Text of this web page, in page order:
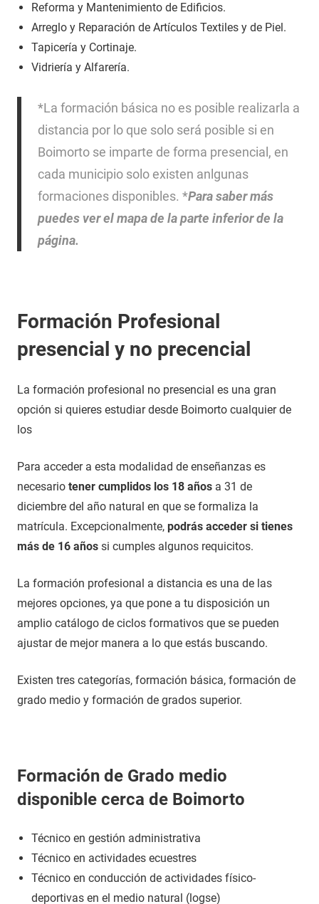
Reforma y Mantenimiento de Edificios.
Arreglo y Reparación de Artículos Textiles y de Piel.
Tapicería y Cortinaje.
Vidriería y Alfarería.
*La formación básica no es posible realizarla a
distancia por lo que solo será posible si en
Boimorto se imparte de forma presencial, en
cada municipio solo existen anlgunas
formaciones disponibles. *Para saber más
puedes ver el mapa de la parte inferior de la
página.
Formación Profesional
presencial y no precencial
La formación profesional no presencial es una gran
opción si quieres estudiar desde Boimorto cualquier de
los
Para acceder a esta modalidad de enseñanzas es
necesario tener cumplidos los 18 años a 31 de
diciembre del año natural en que se formaliza la
matrícula. Excepcionalmente, podrás acceder si tienes
más de 16 años si cumples algunos requicitos.
La formación profesional a distancia es una de las
mejores opciones, ya que pone a tu disposición un
amplio catálogo de ciclos formativos que se pueden
ajustar de mejor manera a lo que estás buscando.
Existen tres categorías, formación básica, formación de
grado medio y formación de grados superior.
Formación de Grado medio
disponible cerca de Boimorto
Técnico en gestión administrativa
Técnico en actividades ecuestres
Técnico en conducción de actividades físico-
deportivas en el medio natural (logse)